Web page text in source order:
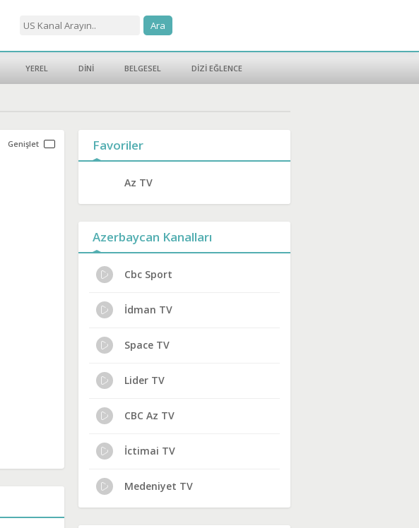
YEREL DİNİ BELGESEL DİZİ EĞLENCE
Favoriler
Az TV
Azerbaycan Kanalları
Cbc Sport
İdman TV
Space TV
Lider TV
CBC Az TV
İctimai TV
Medeniyet TV